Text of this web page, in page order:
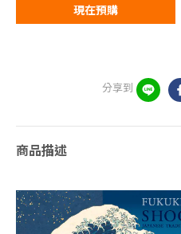
現在預購
分享到
商品描述